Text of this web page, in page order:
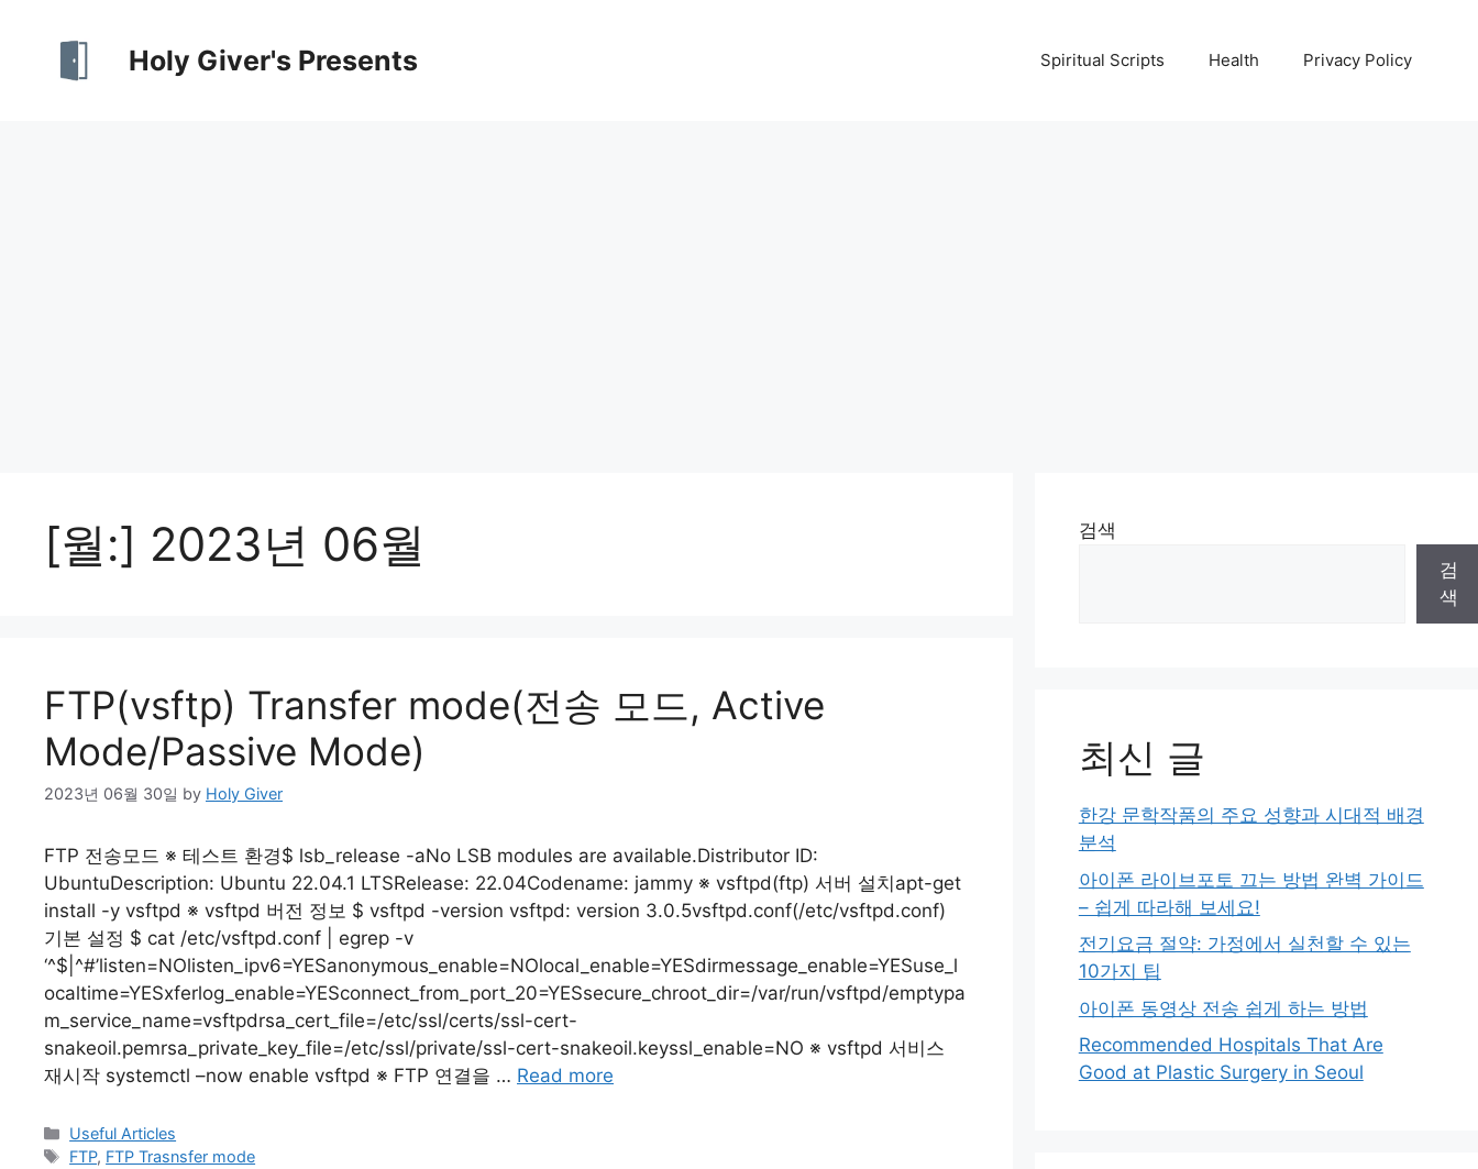
Holy Giver's Presents Spiritual Scripts Health Privacy Policy
[월:] 2023년 06월
FTP(vsftp) Transfer mode(전송 모드, Active
Mode/Passive Mode)
2023년 06월 30일 by Holy Giver
FTP 전송모드 ※ 테스트 환경$ lsb_release -aNo LSB modules are available.Distributor ID:
UbuntuDescription: Ubuntu 22.04.1 LTSRelease: 22.04Codename: jammy ※ vsftpd(ftp) 서버 설치apt-get
install -y vsftpd ※ vsftpd 버전 정보 $ vsftpd -version vsftpd: version 3.0.5vsftpd.conf(/etc/vsftpd.conf)
기본 설정 $ cat /etc/vsftpd.conf | egrep -v
‘^$|^#’listen=NOlisten_ipv6=YESanonymous_enable=NOlocal_enable=YESdirmessage_enable=YESuse_l
ocaltime=YESxferlog_enable=YESconnect_from_port_20=YESsecure_chroot_dir=/var/run/vsftpd/emptypa
m_service_name=vsftpdrsa_cert_file=/etc/ssl/certs/ssl-cert-
snakeoil.pemrsa_private_key_file=/etc/ssl/private/ssl-cert-snakeoil.keyssl_enable=NO ※ vsftpd 서비스
재시작 systemctl –now enable vsftpd ※ FTP 연결을 … Read more
Categories
Useful Articles
Tags
FTP, FTP Trasnsfer mode
검색
검
색
최신 글
한강 문학작품의 주요 성향과 시대적 배경
분석
아이폰 라이브포토 끄는 방법 완벽 가이드
– 쉽게 따라해 보세요!
전기요금 절약: 가정에서 실천할 수 있는
10가지 팁
아이폰 동영상 전송 쉽게 하는 방법
Recommended Hospitals That Are
Good at Plastic Surgery in Seoul